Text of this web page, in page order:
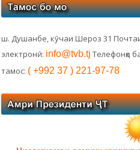
ш. Душанбе, кӯчаи Шероз 31
электронӣ: info@tvb.tj Телефонҳо
тамос: ( +992 37 ) 221-97-78